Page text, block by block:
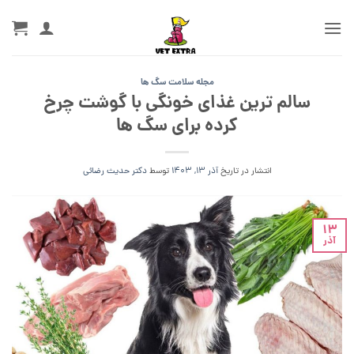
مجله سلامت سگ ها
سالم ترین غذای خونگی با گوشت چرخ
کرده برای سگ ها
انتشار در تاریخآذر 13, 1403 توسطدکتر حدیث رضائی
13
آذر